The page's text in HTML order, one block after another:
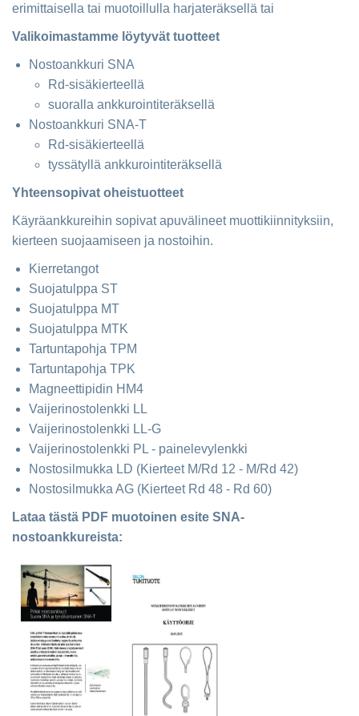
erimittaisella tai muotoillulla harjateräksellä tai
Valikoimastamme löytyvät tuotteet
Nostoankkuri SNA
Rd-sisäkierteellä
suoralla ankkurointiteräksellä
Nostoankkuri SNA-T
Rd-sisäkierteellä
tyssätyllä ankkurointiteräksellä
Yhteensopivat oheistuotteet
Käyräankkureihin sopivat apuvälineet muottikiinnityksiin,
kierteen suojaamiseen ja nostoihin.
Kierretangot
Suojatulppa ST
Suojatulppa MT
Suojatulppa MTK
Tartuntapohja TPM
Tartuntapohja TPK
Magneettipidin HM4
Vaijerinostolenkki LL
Vaijerinostolenkki LL-G
Vaijerinostolenkki PL - painelevylenkki
Nostosilmukka LD (Kierteet M/Rd 12 - M/Rd 42)
Nostosilmukka AG (Kierteet Rd 48 - Rd 60)
Lataa tästä PDF muotoinen esite SNA-
nostoankkureista: